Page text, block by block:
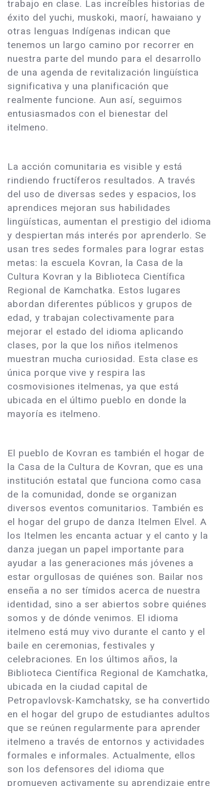
trabajo en clase. Las increíbles historias de
éxito del yuchi, muskoki, maorí, hawaiano y
otras lenguas Indígenas indican que
tenemos un largo camino por recorrer en
nuestra parte del mundo para el desarrollo
de una agenda de revitalización lingüística
significativa y una planificación que
realmente funcione. Aun así, seguimos
entusiasmados con el bienestar del
itelmeno.
La acción comunitaria es visible y está
rindiendo fructíferos resultados. A través
del uso de diversas sedes y espacios, los
aprendices mejoran sus habilidades
lingüísticas, aumentan el prestigio del idioma
y despiertan más interés por aprenderlo. Se
usan tres sedes formales para lograr estas
metas: la escuela Kovran, la Casa de la
Cultura Kovran y la Biblioteca Científica
Regional de Kamchatka. Estos lugares
abordan diferentes públicos y grupos de
edad, y trabajan colectivamente para
mejorar el estado del idioma aplicando
clases, por la que los niños itelmenos
muestran mucha curiosidad. Esta clase es
única porque vive y respira las
cosmovisiones itelmenas, ya que está
ubicada en el último pueblo en donde la
mayoría es itelmeno.
El pueblo de Kovran es también el hogar de
la Casa de la Cultura de Kovran, que es una
institución estatal que funciona como casa
de la comunidad, donde se organizan
diversos eventos comunitarios. También es
el hogar del grupo de danza Itelmen Elvel. A
los Itelmen les encanta actuar y el canto y la
danza juegan un papel importante para
ayudar a las generaciones más jóvenes a
estar orgullosas de quiénes son. Bailar nos
enseña a no ser tímidos acerca de nuestra
identidad, sino a ser abiertos sobre quiénes
somos y de dónde venimos. El idioma
itelmeno está muy vivo durante el canto y el
baile en ceremonias, festivales y
celebraciones. En los últimos años, la
Biblioteca Científica Regional de Kamchatka,
ubicada en la ciudad capital de
Petropavlovsk-Kamchatsky, se ha convertido
en el hogar del grupo de estudiantes adultos
que se reúnen regularmente para aprender
itelmeno a través de entornos y actividades
formales e informales. Actualmente, ellos
son los defensores del idioma que
promueven activamente su aprendizaje entre